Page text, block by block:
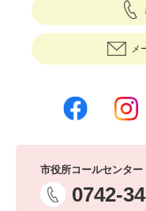
メ
市役所コールセンター
0742-